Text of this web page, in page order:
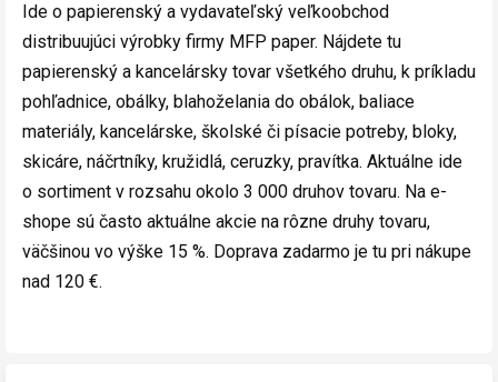
Ide o papierenský a vydavateľský veľkoobchod
distribuujúci výrobky firmy MFP paper. Nájdete tu
papierenský a kancelársky tovar všetkého druhu, k príkladu
pohľadnice, obálky, blahoželania do obálok, baliace
materiály, kancelárske, školské či písacie potreby, bloky,
skicáre, náčrtníky, kružidlá, ceruzky, pravítka. Aktuálne ide
o sortiment v rozsahu okolo 3 000 druhov tovaru. Na e-
shope sú často aktuálne akcie na rôzne druhy tovaru,
väčšinou vo výške 15 %. Doprava zadarmo je tu pri nákupe
nad 120 €.